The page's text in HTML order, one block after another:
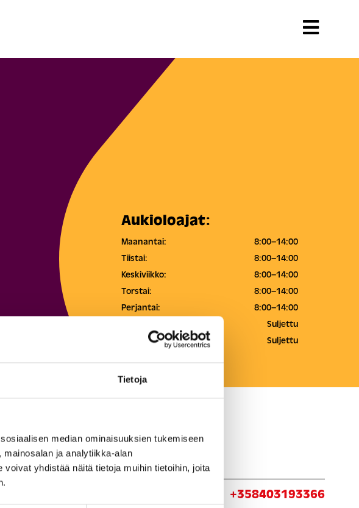
Tietoja
median ominaisuuksien tukemiseen
ja analytiikka-alan
yhdistää näitä tietoja muihin tietoihin, joita
Aukioloajat:
Maanantai:
8:00–14:00
Tiistai:
8:00–14:00
Keskiviikko:
8:00–14:00
Torstai:
8:00–14:00
Perjantai:
8:00–14:00
Suljettu
Sunnuntai:
Suljettu
+358403193366